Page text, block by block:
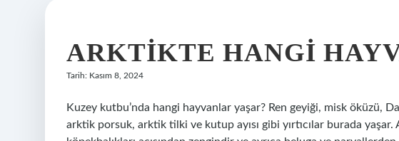
ARKTIKTE HANGI
Tarih: Kasım 8, 2024
Kuzey kutbu’nda hangi hayvanlar yaşar? Ren geyiği, misk öküzü,
arktik porsuk, arktik tilki ve kutup ayısı gibi yırtıcılar burada yaşar.